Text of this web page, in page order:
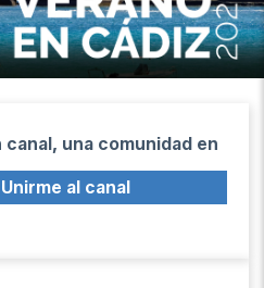
canal, una comunidad en
Unirme al canal